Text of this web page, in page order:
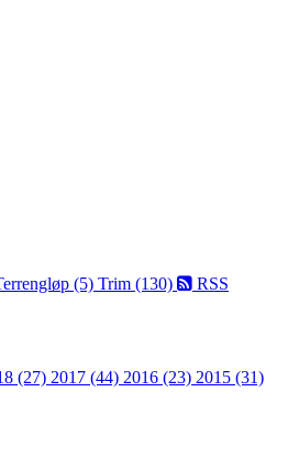
(5) Trim (130) RSS
(27) 2017 (44) 2016 (23) 2015 (31)